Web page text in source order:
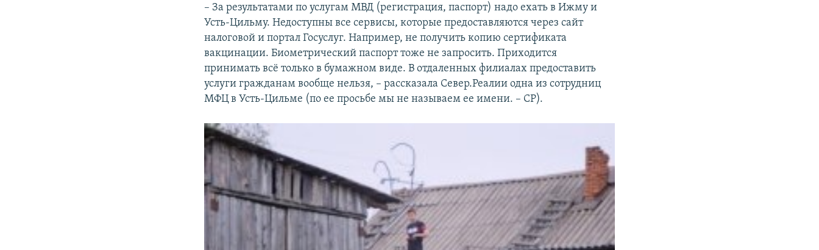
– За результатами по услугам МВД (регистрация, паспорт) надо ехать в Ижму и
Усть-Цильму. Недоступны все сервисы, которые предоставляются через сайт
налоговой и портал Госуслуг. Например, не получить копию сертификата
вакцинации. Биометрический паспорт тоже не запросить. Приходится
принимать всё только в бумажном виде. В отдаленных филиалах предоставить
услуги гражданам вообще нельзя, – рассказала Север.Реалии одна из сотрудниц
МФЦ в Усть-Цильме (по ее просьбе мы не называем ее имени. – СР).